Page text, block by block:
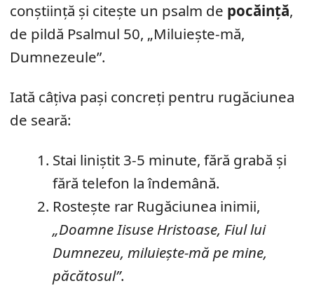
conștiință și citește un psalm de pocăință,
de pildă Psalmul 50, „Miluiește-mă,
Dumnezeule”.
Iată câțiva pași concreți pentru rugăciunea
de seară:
Stai liniștit 3-5 minute, fără grabă și
fără telefon la îndemână.
Rostește rar Rugăciunea inimii,
„Doamne Iisuse Hristoase, Fiul lui
Dumnezeu, miluiește-mă pe mine,
păcătosul”.